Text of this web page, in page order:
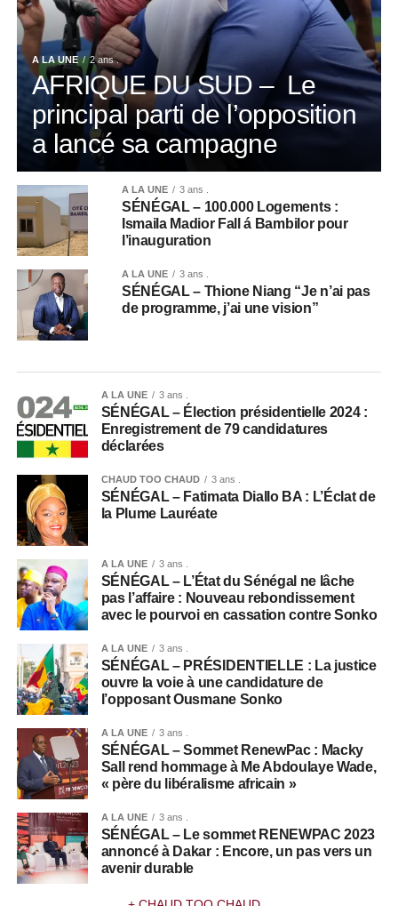
A LA UNE 2 ans .
AFRIQUE DU SUD – Le
principal parti de l’opposition
a lancé sa campagne
A LA UNE 3 ans .
SÉNÉGAL – 100.000 Logements :
Ismaila Madior Fall á Bambilor pour
l’inauguration
A LA UNE 3 ans .
SÉNÉGAL – Thione Niang “Je n’ai pas
de programme, j’ai une vision”
A LA UNE 3 ans .
SÉNÉGAL – Élection présidentielle 2024 :
Enregistrement de 79 candidatures
déclarées
CHAUD TOO CHAUD 3 ans .
SÉNÉGAL – Fatimata Diallo BA : L’Éclat de
la Plume Lauréate
A LA UNE 3 ans .
SÉNÉGAL – L’État du Sénégal ne lâche
pas l’affaire : Nouveau rebondissement
avec le pourvoi en cassation contre Sonko
A LA UNE 3 ans .
SÉNÉGAL – PRÉSIDENTIELLE : La justice
ouvre la voie à une candidature de
l’opposant Ousmane Sonko
A LA UNE 3 ans .
SÉNÉGAL – Sommet RenewPac : Macky
Sall rend hommage à Me Abdoulaye Wade,
« père du libéralisme africain »
A LA UNE 3 ans .
SÉNÉGAL – Le sommet RENEWPAC 2023
annoncé à Dakar : Encore, un pas vers un
avenir durable